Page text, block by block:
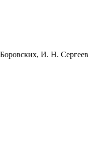
И. Н. Сергеев